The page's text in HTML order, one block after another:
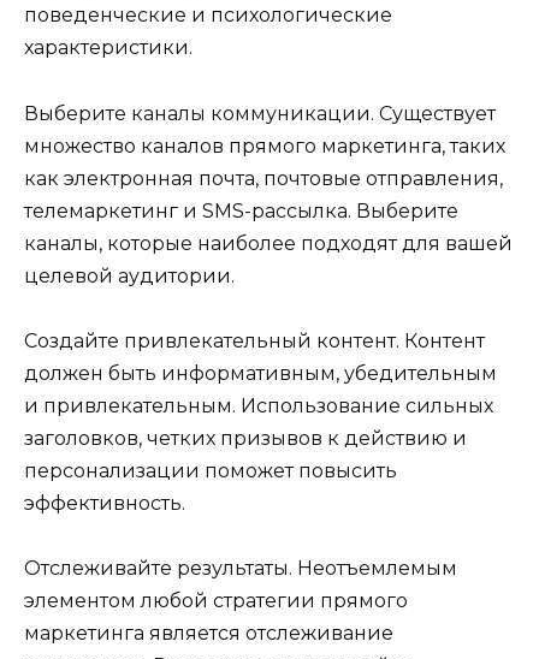
поведенческие и психологические
характеристики.
Выберите каналы коммуникации. Существует
множество каналов прямого маркетинга, таких
как электронная почта, почтовые отправления,
телемаркетинг и SMS-рассылка. Выберите
каналы, которые наиболее подходят для вашей
целевой аудитории.
Создайте привлекательный контент. Контент
должен быть информативным, убедительным
и привлекательным. Использование сильных
заголовков, четких призывов к действию и
персонализации поможет повысить
эффективность.
Отслеживайте результаты. Неотъемлемым
элементом любой стратегии прямого
маркетинга является отслеживание